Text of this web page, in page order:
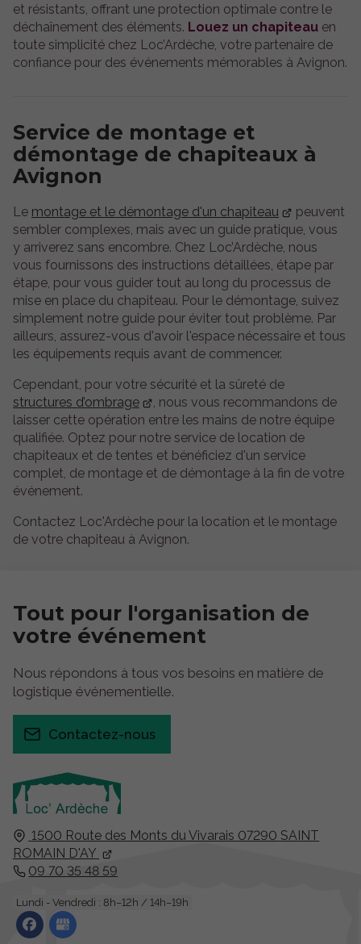
et résistants, offrant une protection optimale contre le
déchaînement des éléments. Louez un chapiteau en
toute simplicité chez Loc’Ardèche, votre partenaire de
confiance pour des événements mémorables à Avignon.
Service de montage et
démontage de chapiteaux à
Avignon
Le montage et le démontage d'un chapiteau
peuvent
sembler complexes, mais avec un guide pratique, vous
y arriverez sans encombre. Chez Loc’Ardèche, nous
vous fournissons des instructions détaillées, étape par
étape, pour vous guider tout au long du processus de
mise en place du chapiteau. Pour le démontage, suivez
simplement notre guide pour éviter tout problème. Par
ailleurs, assurez-vous d'avoir l'espace nécessaire et tous
les équipements requis avant de commencer.
Cependant, pour votre sécurité et la sûreté de
structures d’ombrage
, nous vous recommandons de
laisser cette opération entre les mains de notre équipe
qualifiée. Optez pour notre service de location de
chapiteaux et de tentes et bénéficiez d'un service
complet, de montage et de démontage à la fin de votre
événement.
Contactez Loc'Ardèche pour la location et le montage
de votre chapiteau à Avignon.
1500 Route des Monts du Vivarais 07290 SAINT
ROMAIN D'AY
09 70 35 48 59
Lundi - Vendredi : 8h–12h / 14h–19h
Tout pour l'organisation de
votre événement
Nous répondons à tous vos besoins en matière de
logistique événementielle.
Contactez-nous